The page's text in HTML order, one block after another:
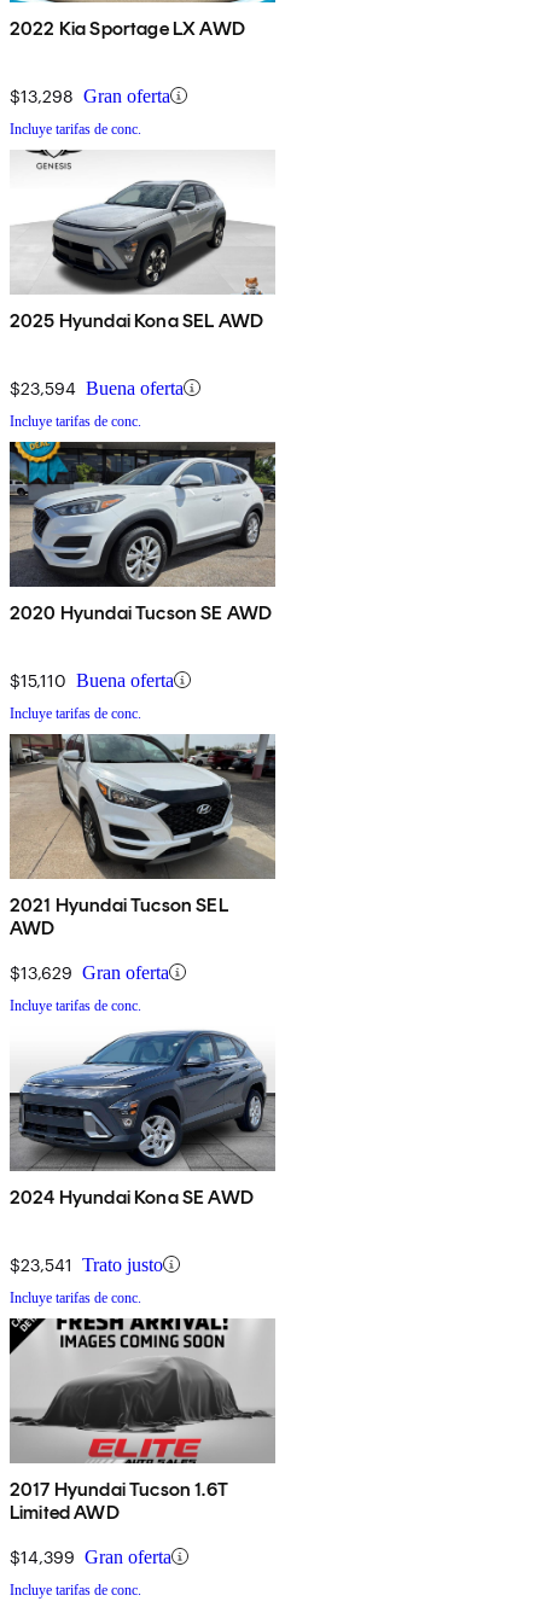
2022 Kia Sportage LX AWD
$13,298 Gran oferta
Incluye tarifas de conc.
2025 Hyundai Kona SEL AWD
$23,594 Buena oferta
Incluye tarifas de conc.
2020 Hyundai Tucson SE AWD
$15,110 Buena oferta
Incluye tarifas de conc.
2021 Hyundai Tucson SEL
AWD
$13,629 Gran oferta
Incluye tarifas de conc.
2024 Hyundai Kona SE AWD
$23,541 Trato justo
Incluye tarifas de conc.
2017 Hyundai Tucson 1.6T
Limited AWD
$14,399 Gran oferta
Incluye tarifas de conc.